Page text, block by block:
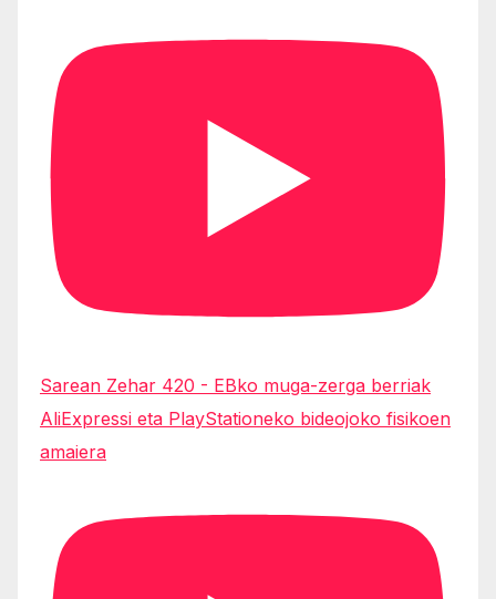
Sarean Zehar 420 - EBko muga-zerga berriak
AliExpressi eta PlayStationeko bideojoko fisikoen
amaiera